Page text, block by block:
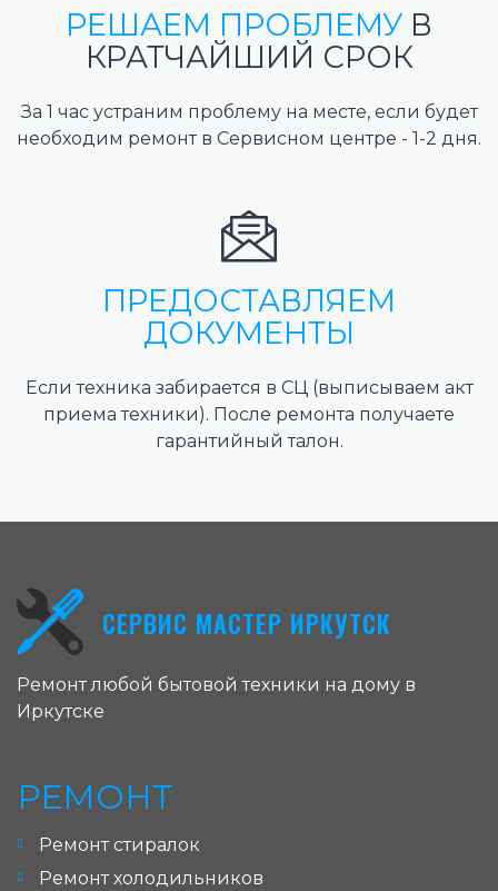
РЕШАЕМ ПРОБЛЕМУ В
КРАТЧАЙШИЙ СРОК
За 1 час устраним проблему на месте, если будет
необходим ремонт в Сервисном центре - 1-2 дня.
ПРЕДОСТАВЛЯЕМ
ДОКУМЕНТЫ
Если техника забирается в СЦ (выписываем акт
приема техники). После ремонта получаете
гарантийный талон.
СЕРВИС МАСТЕР ИРКУТСК
Ремонт любой бытовой техники на дому в
Иркутске
РЕМОНТ
Ремонт стиралок
Ремонт холодильников